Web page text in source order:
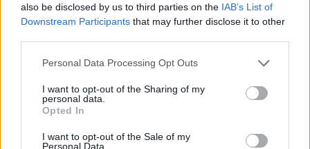
also be disclosed by us to third parties on the IAB’s List of
Downstream Participants that may further disclose it to other
Personal Data Processing Opt Outs
I want to opt-out of the Sharing of my
personal data.
Opted In
I want to opt-out of the Sale of my
Personal Data.
Pedig szóltam… – Miért nem hiszünk a
A legidegesítőbb kifejezések laza
gyűjteménye